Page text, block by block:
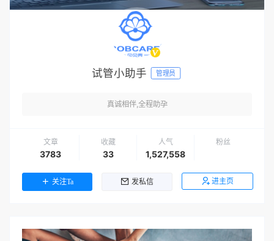
试管小助手 管理员
真诚相伴,全程助孕
文章
3783
收藏
33
人气
1,527,558
粉丝
关注Ta 发私信 进主页